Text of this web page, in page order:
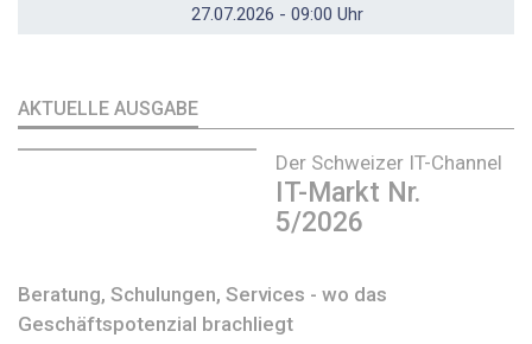
27.07.2026 - 09:00 Uhr
AKTUELLE AUSGABE
Der Schweizer IT-Channel
IT-Markt Nr.
5/2026
Beratung, Schulungen, Services - wo das
Geschäftspotenzial brachliegt